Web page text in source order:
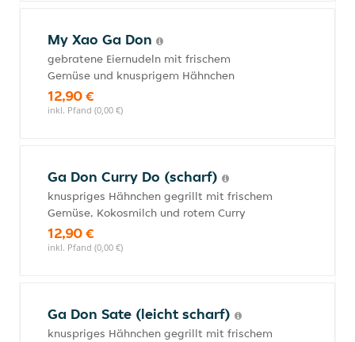
My Xao Ga Don
gebratene Eiernudeln mit frischem
Gemüse und knusprigem Hähnchen
12,90 €
inkl. Pfand (0,00 €)
Ga Don Curry Do (scharf)
knuspriges Hähnchen gegrillt mit frischem
Gemüse, Kokosmilch und rotem Curry
12,90 €
inkl. Pfand (0,00 €)
Ga Don Sate (leicht scharf)
knuspriges Hähnchen gegrillt mit frischem